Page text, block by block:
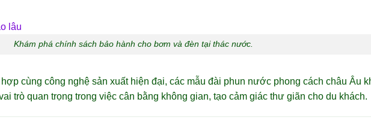
Khám phá chính sách bảo hành cho bơm và đèn tại thác nước.
cùng công nghệ sản xuất hiện đại, các mẫu đài phun nước phong cách châu Âu
trò quan trọng trong việc cân bằng không gian, tạo cảm giác thư giãn cho du khách.